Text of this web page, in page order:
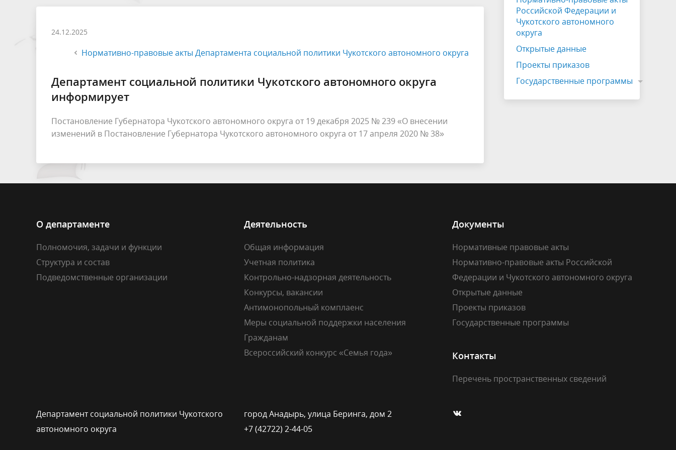
24.12.2025
Нормативно-правовые акты Департамента социальной политики Чукотского автономного округа
Департамент социальной политики Чукотского автономного округа
информирует
Постановление Губернатора Чукотского автономного округа от 19 декабря 2025 № 239 «О внесении
изменений в Постановление Губернатора Чукотского автономного округа от 17 апреля 2020 № 38»
Российской Федерации и
Чукотского автономного
округа
Открытые данные
Проекты приказов
Государственные программы
О департаменте
Полномочия, задачи и функции
Структура и состав
Подведомственные организации
Деятельность
Общая информация
Учетная политика
Контрольно-надзорная деятельность
Конкурсы, вакансии
Антимонопольный комплаенс
Меры социальной поддержки населения
Гражданам
Всероссийский конкурс «Семья года»
Документы
Нормативные правовые акты
Нормативно-правовые акты Российской
Федерации и Чукотского автономного округа
Открытые данные
Проекты приказов
Государственные программы
Контакты
Перечень пространственных сведений
Департамент социальной политики Чукотского
автономного округа
город Анадырь, улица Беринга, дом 2
+7 (42722) 2-44-05